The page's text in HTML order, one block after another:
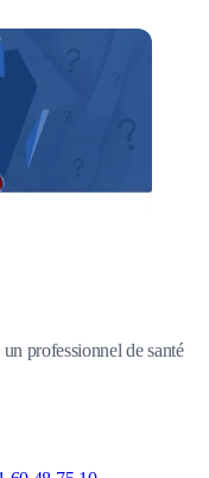
professionnel de santé